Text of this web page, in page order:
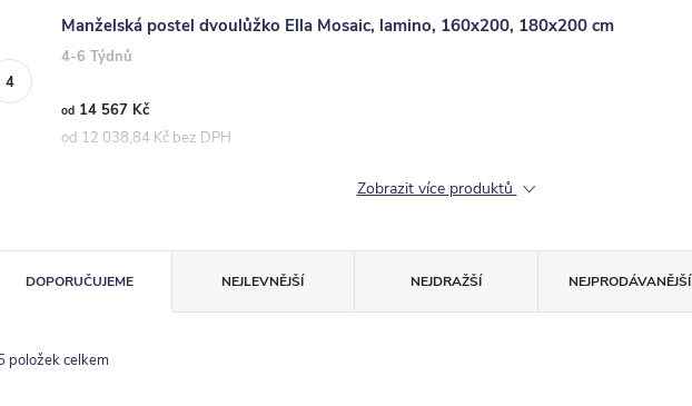
Manželská postel dvoulůžko Ella Mosaic, lamino, 160x200, 180x200 cm
4-6 Týdnů
od 14 567 Kč
od 12 038,84 Kč bez DPH
Zobrazit více produktů
DOPORUČUJEME NEJLEVNĚJŠÍ NEJDRAŽŠÍ NEJPRODÁVANĚJŠÍ
položek celkem